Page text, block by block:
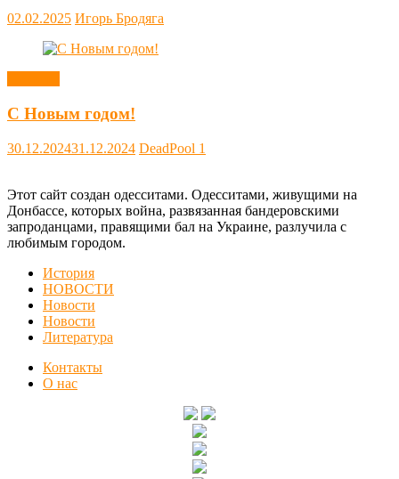
02.02.2025 Игорь Бродяга
С Новым годом!
30.12.202431.12.2024 DeadPool 1
Этот сайт создан одесситами. Одесситами, живущими на
Донбассе, которых война, развязанная бандеровскими
запроданцами, правящими бал на Украине, разлучила с
любимым городом.
История
НОВОСТИ
Новости
Новости
Литература
Контакты
О нас